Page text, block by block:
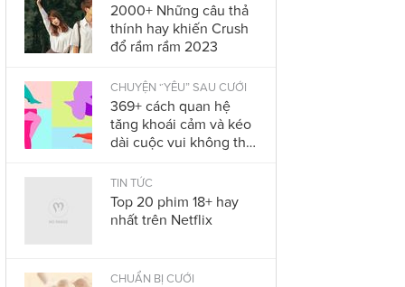
2000+ Những câu thả
thính hay khiến Crush
đổ rầm rầm 2023
CHUYỆN “YÊU” SAU CƯỚI
369+ cách quan hệ
tăng khoái cảm và kéo
dài cuộc vui không thể
2023
TIN TỨC
Top 20 phim 18+ hay
nhất trên Netflix
CHUẨN BỊ CƯỚI